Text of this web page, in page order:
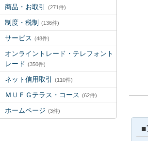
商品・お取引 (271件)
制度・税制 (136件)
サービス (48件)
オンライントレード・テレフォント
レード (350件)
ネット信用取引 (110件)
ＭＵＦＧテラス・コース (62件)
ホームページ (3件)
■